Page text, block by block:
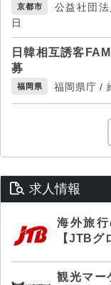
京都市
公益社団
日
日韓相互誘客
募
福岡県 福岡県庁 /
求人情報
海外旅
【JTBグ
観光マー